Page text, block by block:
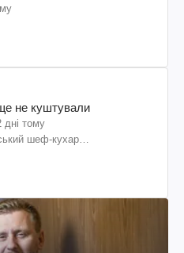
не куштували
дні тому
шеф-кухар